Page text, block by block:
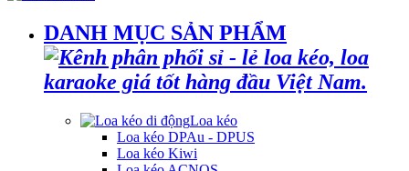
DANH MỤC SẢN PHẨM
Loa kéo
Loa kéo DPAu - DPUS
Loa kéo Kiwi